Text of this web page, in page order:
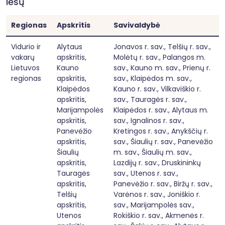
pedagogo profesijos prestižo suvokimą tiek
visuomenėje tiek ir tarp pačių pedagogų.
Projekto veiklomis siekiama užtikrinti naujų
pedagogų atėjimą į švietimo sistemą, todėl
projekto įgyvendinimo laikotarpiu bus
finansuojamos mokomojo (-ųjų) dalyko (ų) ir
(ar) ugdymo srities pedagoginės specializacijos
studijos, išbandomos mokytojų ir pagalbos
mokiniui specialistų pritraukimo į švietimo
įstaigas alternatyvos.
išgyvenant pokyčius, mokykloms, švietimo
pagalbos įstaigoms ir pedagogams deleguojant
vis daugiau naujų funkcijų, kyla natūralus
poreikis plėtoti pagalbos ir paramos jiems
sistemą, diegti konkrečias paramos priemones,
tarp jų ir suteikti pedagogams naujų
kompetencijų, reikalingų jų darbe.
           Parama pirmiausiai būtina
pradedantiesiems pedagogams. Kaip rodo
EBPO TALIS 2018 m. duomenys
Regionas Apskritis Savivaldybė
Vidurio ir
vakarų
Lietuvos
regionas
Alytaus
apskritis,
Kauno
apskritis,
Klaipėdos
apskritis,
Marijampolės
apskritis,
Panevėžio
apskritis,
Šiaulių
apskritis,
Tauragės
apskritis,
Telšių
apskritis,
Utenos
Jonavos r. sav., Telšių r. sav.,
Molėtų r. sav., Palangos m.
sav., Kauno m. sav., Prienų r.
sav., Klaipėdos m. sav.,
Kauno r. sav., Vilkaviškio r.
sav., Tauragės r. sav.,
Klaipėdos r. sav., Alytaus m.
sav., Ignalinos r. sav.,
Kretingos r. sav., Anykščių r.
sav., Šiaulių r. sav., Panevėžio
m. sav., Šiaulių m. sav.,
Lazdijų r. sav., Druskininkų
sav., Utenos r. sav.,
Panevėžio r. sav., Biržų r. sav.,
Varėnos r. sav., Joniškio r.
sav., Marijampolės sav.,
Rokiškio r. sav., Akmenės r.